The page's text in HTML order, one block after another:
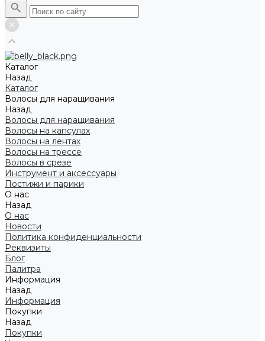
Каталог
Назад
Каталог
Волосы для наращивания
Назад
Волосы для наращивания
Волосы на капсулах
Волосы на лентах
Волосы на трессе
Волосы в срезе
Инструмент и аксессуары
Постижи и парики
О нас
Назад
О нас
Новости
Политика конфиденциальности
Реквизиты
Блог
Палитра
Информация
Назад
Информация
Покупки
Назад
Покупки